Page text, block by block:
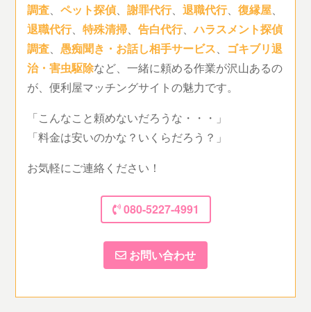
調査、ペット探偵、謝罪代行、退職代行、復縁屋、
退職代行、特殊清掃、告白代行、ハラスメント探偵
調査、愚痴聞き・お話し相手サービス、 ゴキブリ退
治・害虫駆除など、一緒に頼める作業が沢山あるの
が、便利屋マッチングサイトの魅力です。
「こんなこと頼めないだろうな・・・」
「料金は安いのかな？いくらだろう？」
お気軽にご連絡ください！
080-5227-4991
お問い合わせ